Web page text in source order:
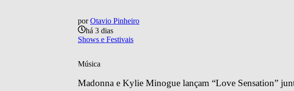
por Otavio Pinheiro
há 3 dias
Shows e Festivais
Música
Madonna e Kylie Minogue lançam “Love Sensation”